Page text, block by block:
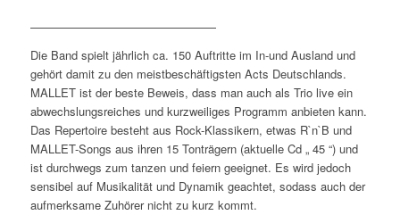
————————————————
Die Band spielt jährlich ca. 150 Auftritte im In-und Ausland und
gehört damit zu den meistbeschäftigsten Acts Deutschlands.
MALLET ist der beste Beweis, dass man auch als Trio live ein
abwechslungsreiches und kurzweiliges Programm anbieten kann.
Das Repertoire besteht aus Rock-Klassikern, etwas R`n`B und
MALLET-Songs aus ihren 15 Tonträgern (aktuelle Cd „ 45 “) und
ist durchwegs zum tanzen und feiern geeignet. Es wird jedoch
sensibel auf Musikalität und Dynamik geachtet, sodass auch der
aufmerksame Zuhörer nicht zu kurz kommt.